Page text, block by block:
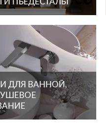
ДЛЯ ВАННОЙ,